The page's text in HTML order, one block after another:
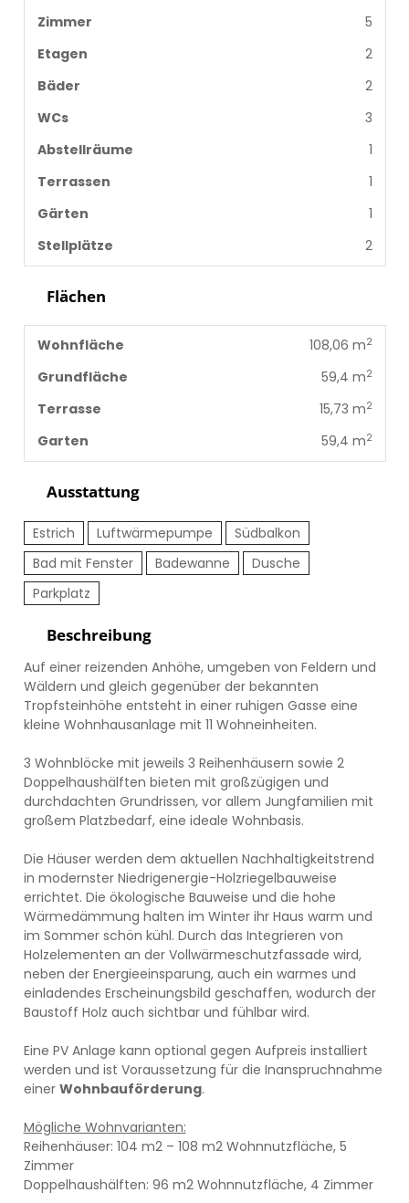
Beschreibung
Auf einer reizenden Anhöhe, umgeben von Feldern und
Wäldern und gleich gegenüber der bekannten
Tropfsteinhöhe entsteht in einer ruhigen Gasse eine
kleine Wohnhausanlage mit 11 Wohneinheiten.
3 Wohnblöcke mit jeweils 3 Reihenhäusern sowie 2
Doppelhaushälften bieten mit großzügigen und
durchdachten Grundrissen, vor allem Jungfamilien mit
großem Platzbedarf, eine ideale Wohnbasis.
Die Häuser werden dem aktuellen Nachhaltigkeitstrend
in modernster Niedrigenergie-Holzriegelbauweise
errichtet. Die ökologische Bauweise und die hohe
Wärmedämmung halten im Winter ihr Haus warm und
im Sommer schön kühl. Durch das Integrieren von
Holzelementen an der Vollwärmeschutzfassade wird,
neben der Energieeinsparung, auch ein warmes und
einladendes Erscheinungsbild geschaffen, wodurch der
Baustoff Holz auch sichtbar und fühlbar wird.
Eine PV Anlage kann optional gegen Aufpreis installiert
werden und ist Voraussetzung für die Inanspruchnahme
einer Wohnbauförderung.
Mögliche Wohnvarianten:
Reihenhäuser: 104 m2 – 108 m2 Wohnnutzfläche, 5
Zimmer
Doppelhaushälften: 96 m2 Wohnnutzfläche, 4 Zimmer
Zimmer
5
Etagen
2
Bäder
2
WCs
3
Abstellräume
1
Terrassen
1
Gärten
1
Stellplätze
2
Flächen
Wohnfläche 108,06 m2
Grundfläche 59,4 m2
Terrasse 15,73 m2
Garten 59,4 m2
Ausstattung
Estrich Luftwärmepumpe
Südbalkon
Bad mit Fenster
Badewanne
Dusche
Parkplatz